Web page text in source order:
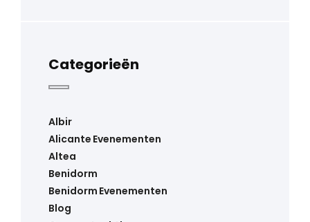
Categorieën
Albir
Alicante Evenementen
Altea
Benidorm
Benidorm Evenementen
Blog